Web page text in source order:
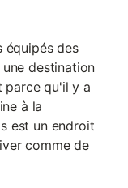
équipés des
destination
parce qu'il y a
à la
est un endroit
comme de